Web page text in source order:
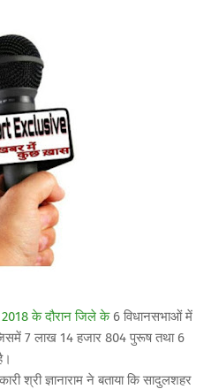
के दौरान जिले के6 विधानसभाओं में
7 लाख 14 हजार 804 पुरूष तथा 6
श्री ज्ञानाराम ने बताया कि सादुलशहर